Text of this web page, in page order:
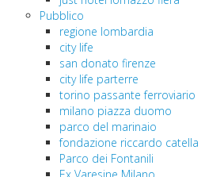
Pubblico
regione lombardia
city life
san donato firenze
city life parterre
torino passante ferroviario
milano piazza duomo
parco del marinaio
fondazione riccardo catella
Parco dei Fontanili